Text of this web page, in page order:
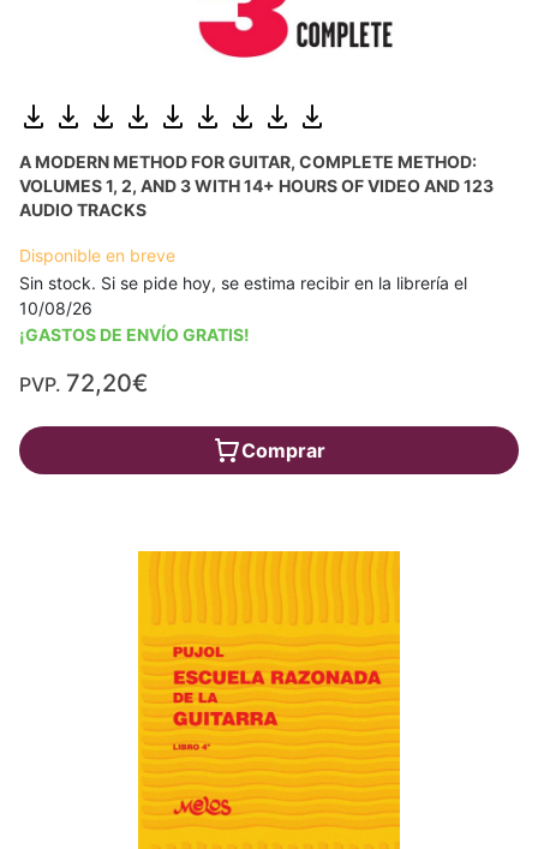
A MODERN METHOD FOR GUITAR, COMPLETE METHOD:
VOLUMES 1, 2, AND 3 WITH 14+ HOURS OF VIDEO AND 123
AUDIO TRACKS
Disponible en breve
Sin stock. Si se pide hoy, se estima recibir en la librería el
10/08/26
¡GASTOS DE ENVÍO GRATIS!
PVP. 72,20€
Comprar